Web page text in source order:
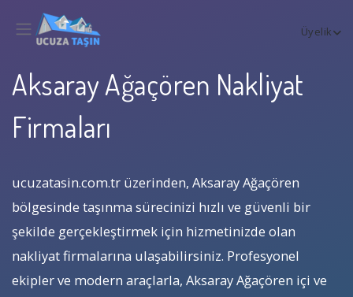
Üyelik
Aksaray Ağaçören Nakliyat
Firmaları
ucuzatasin.com.tr üzerinden, Aksaray Ağaçören
bölgesinde taşınma sürecinizi hızlı ve güvenli bir
şekilde gerçekleştirmek için hizmetinizde olan
nakliyat firmalarına ulaşabilirsiniz. Profesyonel
ekipler ve modern araçlarla, Aksaray Ağaçören içi ve